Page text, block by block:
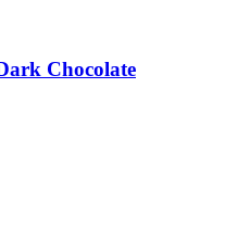
Chocolate